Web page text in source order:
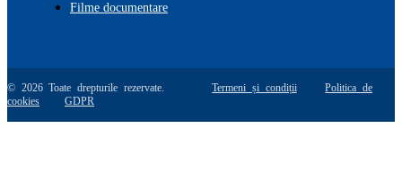
Filme documentare
© 2026 Toate drepturile rezervate.Termeni și condiții
Politica de
cookies
GDPR